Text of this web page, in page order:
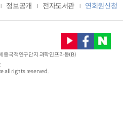
정보공개 전자도서관 연회원신청
종국책연구단지 과학인프라동(B)
all rights reserved.